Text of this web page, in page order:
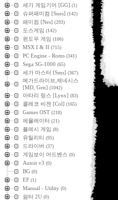
세가 게임기어 [GG] (1)
슈퍼패미컴 [Snes] (142)
패미컴 [Nes] (293)
도스게임 (142)
윈도우 게임 (106)
MSX I & II (715)
PC Engine - Roms (341)
Sega SG-1000 (65)
세가 마스터 [Sms] (367)
메가드라이브,제네시스
[MD, Gen] (1042)
아타리 링스 [Lynx] (83)
콜레코 비젼 [Col] (165)
Games OST (218)
에뮬레이터 (21)
플레시 게임 (8)
유틸리티 (95)
드라이버 (37)
게임보이 어드벤스 (0)
Autoit v3 (0)
BG (0)
EF (1)
Manual - Utility (0)
쉼터 2U (0)